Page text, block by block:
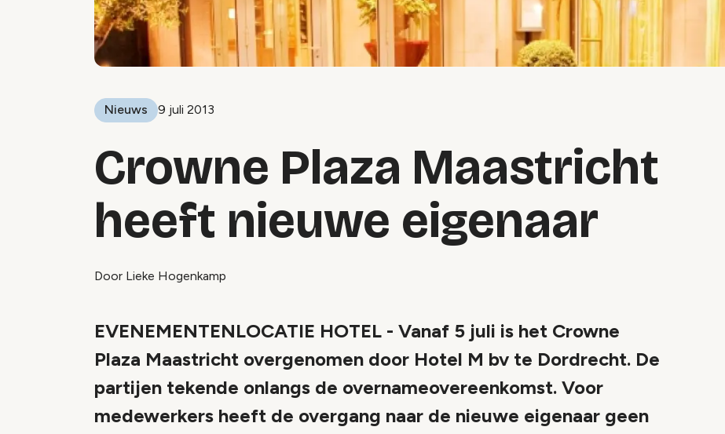
Nieuws 9 juli 2013
Crowne Plaza Maastricht
heeft nieuwe eigenaar
Door Lieke Hogenkamp
EVENEMENTENLOCATIE HOTEL - Vanaf 5 juli is het Crowne
Plaza Maastricht overgenomen door Hotel M bv te Dordrecht. De
partijen tekende onlangs de overnameovereenkomst. Voor
medewerkers heeft de overgang naar de nieuwe eigenaar geen